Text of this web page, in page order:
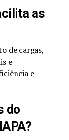
as
de cargas,
e
e
do